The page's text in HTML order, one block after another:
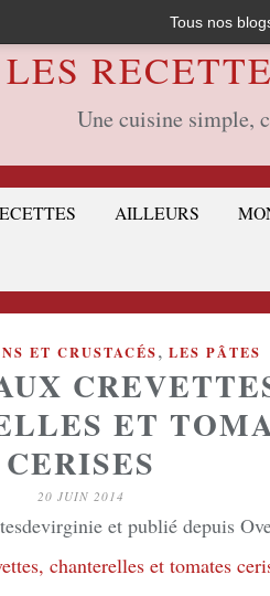
Tous nos
LES
Une cuisine simple,
AILLEURS
ET CRUSTACÉS, LES PÂTES
ET
CERISES
20 JUIN 2014
et publié depuis